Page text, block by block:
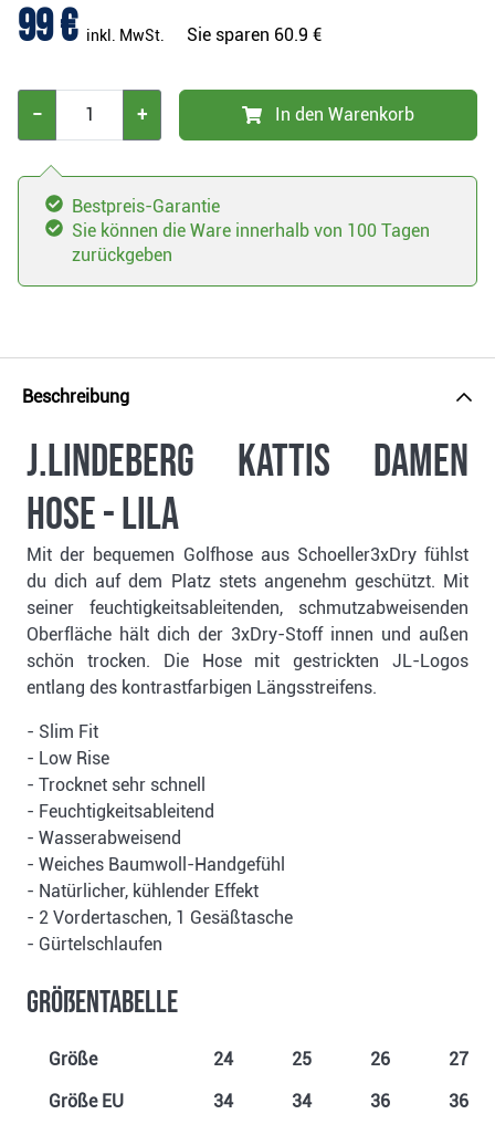
99 € inkl. MwSt. Sie sparen 60.9 €
− + In den Warenkorb
Bestpreis-Garantie
Sie können die Ware innerhalb von 100 Tagen
zurückgeben
Beschreibung
J.Lindeberg Kattis Damen
Hose - lila
Mit der bequemen Golfhose aus Schoeller3xDry fühlst
du dich auf dem Platz stets angenehm geschützt. Mit
seiner feuchtigkeitsableitenden, schmutzabweisenden
Oberfläche hält dich der 3xDry-Stoff innen und außen
schön trocken. Die Hose mit gestrickten JL-Logos
entlang des kontrastfarbigen Längsstreifens.
- Slim Fit
- Low Rise
- Trocknet sehr schnell
- Feuchtigkeitsableitend
- Wasserabweisend
- Weiches Baumwoll-Handgefühl
- Natürlicher, kühlender Effekt
- 2 Vordertaschen, 1 Gesäßtasche
- Gürtelschlaufen
Größentabelle
Größe 24 25 26
27
Größe EU
34 34 36 36